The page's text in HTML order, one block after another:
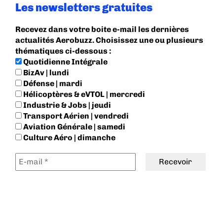
Les newsletters gratuites
Recevez dans votre boite e-mail les dernières
actualités Aerobuzz. Choisissez une ou plusieurs
thématiques ci-dessous :
Quotidienne Intégrale
BizAv | lundi
Défense | mardi
Hélicoptères & eVTOL | mercredi
Industrie & Jobs | jeudi
Transport Aérien | vendredi
Aviation Générale | samedi
Culture Aéro | dimanche